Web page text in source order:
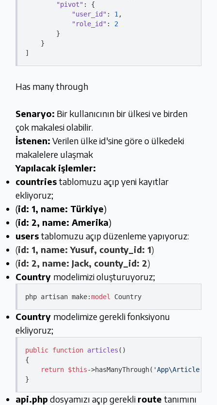
"pivot" : {
"user_id" : 1 ,
"role_id" : 2
}
}
Has many through
Senaryo: Bir kullanıcının bir ülkesi ve birden
çok makalesi olabilir.
İstenen: Verilen ülke id'sine göre o ülkedeki
makalelere ulaşmak
Yapılacak işlemler:
countriestablomuzu açıp yeni kayıtlar
ekliyoruz;
(id: 1, name: Türkiye)
(id: 2, name: Amerika)
userstablomuzu açıp düzenleme yapıyoruz:
(id: 1, name: Yusuf, county_id: 1)
(id: 2, name: Jack, county_id: 2)
Country modelimizi oluşturuyoruz;
php artisan make:model
Country modelimize gerekli fonksiyonu
ekliyoruz;
public function articles (
{
return $this->hasManyThrough( 'App\Article'
api.php dosyamızı açıp gerekli routetanımını